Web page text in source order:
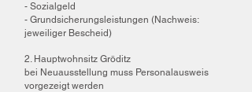
- Sozialgeld
- Grundsicherungsleistungen (Nachweis:
jeweiliger Bescheid)
2. Hauptwohnsitz Gröditz
bei Neuausstellung muss Personalausweis
vorgezeigt werden